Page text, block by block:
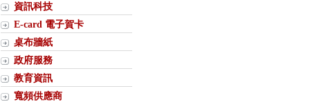
資訊科技
E-card 電子賀卡
桌布牆紙
政府服務
教育資訊
寬頻供應商